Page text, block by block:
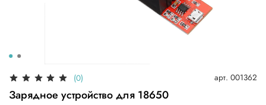
(0) арт. 001362
Зарядное устройство для 18650